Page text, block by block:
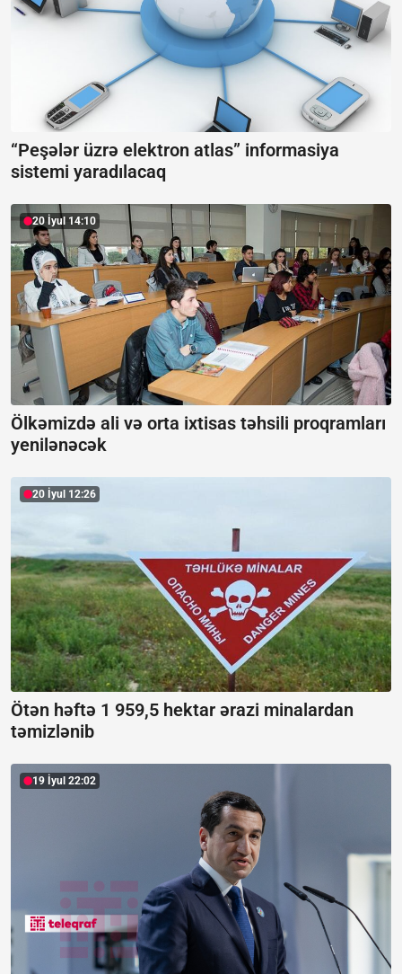
“Peşələr üzrə elektron atlas” informasiya
sistemi yaradılacaq
20 İyul 14:10
Ölkəmizdə ali və orta ixtisas təhsili proqramları
yenilənəcək
20 İyul 12:26
Ötən həftə 1 959,5 hektar ərazi minalardan
təmizlənib
19 İyul 22:02